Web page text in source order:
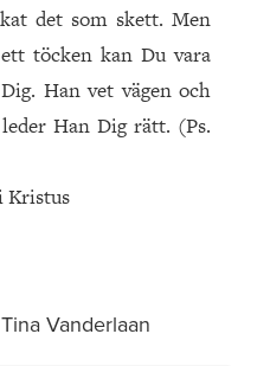
det som skett. Men
töcken kan Du vara
Han vet vägen och
Han Dig rätt. (Ps.
Kristus
Vanderlaan